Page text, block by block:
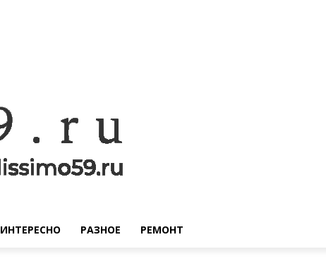
ИНТЕРЕСНО РАЗНОЕ РЕМОНТ